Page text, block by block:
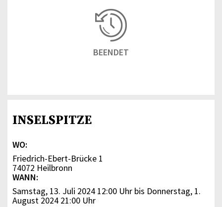
BEENDET
INSELSPITZE
WO:
Friedrich-Ebert-Brücke 1
74072 Heilbronn
WANN:
Samstag, 13. Juli 2024 12:00 Uhr bis Donnerstag, 1.
August 2024 21:00 Uhr